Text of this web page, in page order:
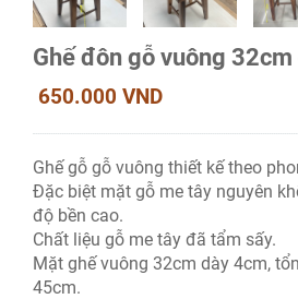
Ghế đôn gỗ vuông
650.000 VND
Ghế gỗ gỗ vuông thiết kế theo
Đặc biệt mặt gỗ me tây nguyên
độ bền cao.
Chất liệu gỗ me tây đã tẩm sấy.
Mặt ghế vuông 32cm dày 4cm,
45cm.